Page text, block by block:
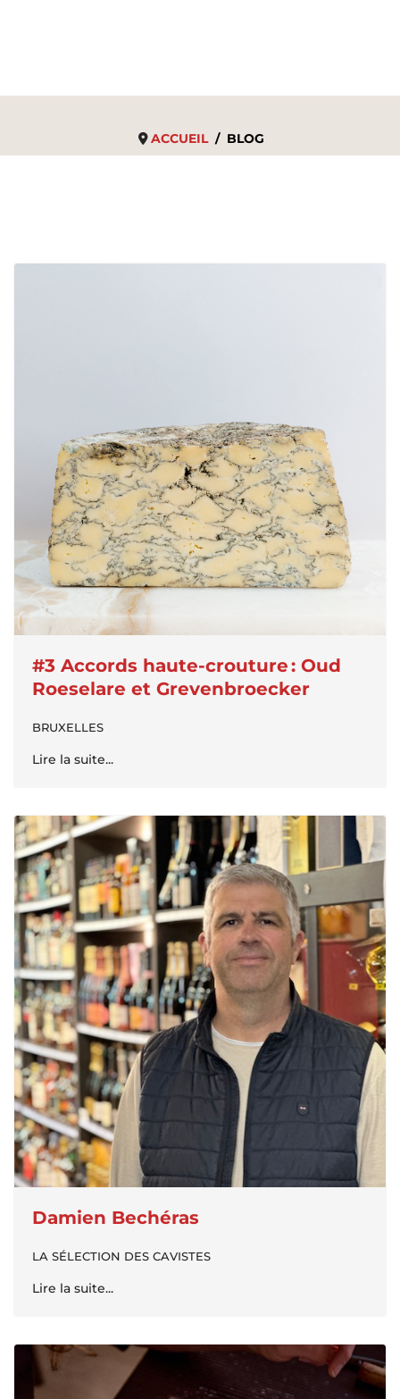
ACCUEIL BLOG
#3 Accords haute-crouture : Oud
Roeselare et Grevenbroecker
BRUXELLES
Lire la suite...
Damien Bechéras
LA SÉLECTION DES CAVISTES
Lire la suite...